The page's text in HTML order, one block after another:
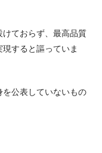
ておらず、最高品質
すると謳っていま
を公表していないもの